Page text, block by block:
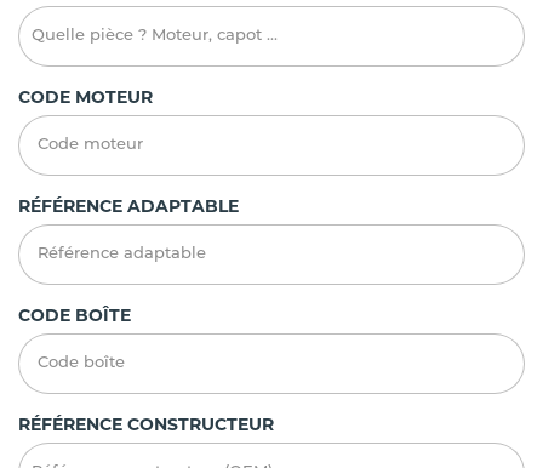
CODE MOTEUR
RÉFÉRENCE ADAPTABLE
CODE BOÎTE
RÉFÉRENCE CONSTRUCTEUR